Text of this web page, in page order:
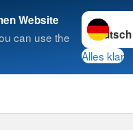
Website
can use the
Sprache
Alles klar
Suche